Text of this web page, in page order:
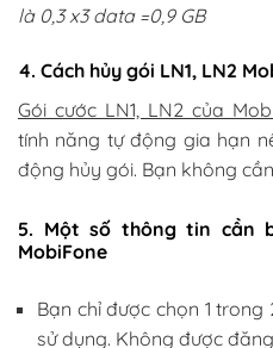
là 0,3 x3 data =0,9 GB
4. Cách hủy gói LN1, LN2
Gói cước LN1, LN2 của
tính năng tự động gia hạn
động hủy gói. Bạn không
5. Một số thông tin cần
MobiFone
Bạn chỉ được chọn 1
sử dụng. Không được